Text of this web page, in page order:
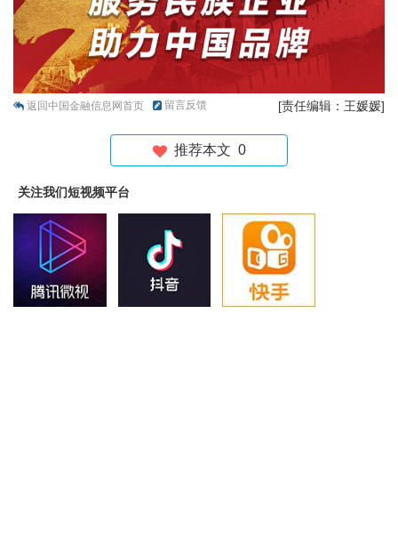
返回中国金融信息网首页 留言反馈 [责任编辑：王媛媛]
推荐本文 0
关注我们短视频平台